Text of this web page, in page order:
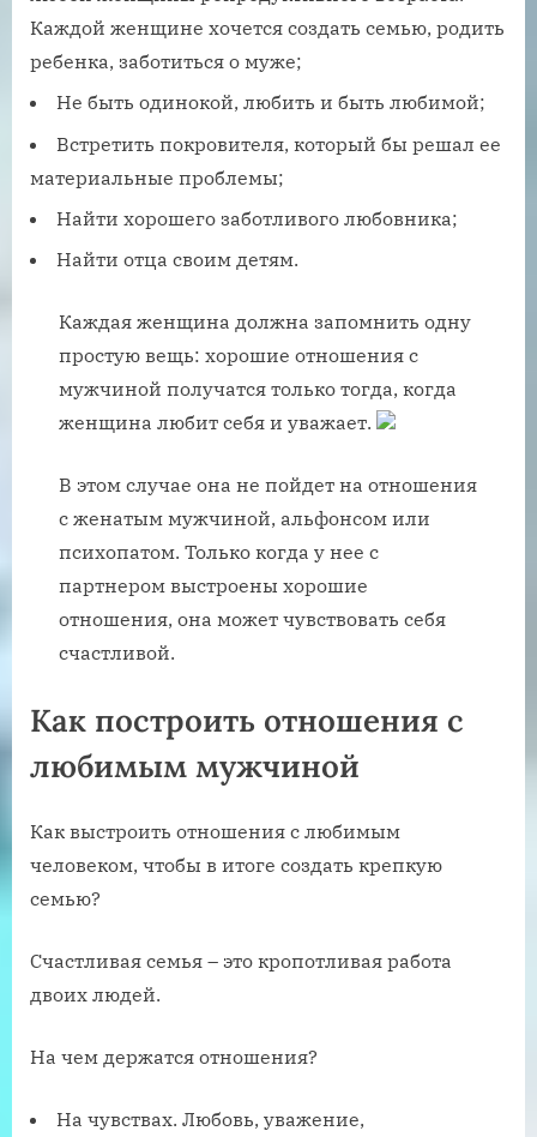
Каждой женщине хочется создать семью, родить
ребенка, заботиться о муже;
Не быть одинокой, любить и быть любимой;
Встретить покровителя, который бы решал ее
материальные проблемы;
Найти хорошего заботливого любовника;
Найти отца своим детям.
Каждая женщина должна запомнить одну
простую вещь: хорошие отношения с
мужчиной получатся только тогда, когда
женщина любит себя и уважает.
В этом случае она не пойдет на отношения
с женатым мужчиной, альфонсом или
психопатом. Только когда у нее с
партнером выстроены хорошие
отношения, она может чувствовать себя
счастливой.
Как построить отношения с
любимым мужчиной
Как выстроить отношения с любимым
человеком, чтобы в итоге создать крепкую
семью?
Счастливая семья – это кропотливая работа
двоих людей.
На чем держатся отношения?
На чувствах. Любовь, уважение,